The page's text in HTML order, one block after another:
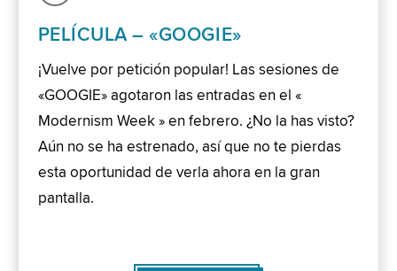
PELÍCULA – «GOOGIE»
¡Vuelve por petición popular! Las sesiones de
«GOOGIE» agotaron las entradas en el «
Modernism Week » en febrero. ¿No la has visto?
Aún no se ha estrenado, así que no te pierdas
esta oportunidad de verla ahora en la gran
pantalla.